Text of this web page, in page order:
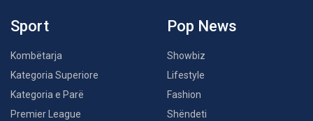
Sport
Kombëtarja
Kategoria Superiore
Kategoria e Parë
Premier League
Pop News
Showbiz
Lifestyle
Fashion
Shëndeti